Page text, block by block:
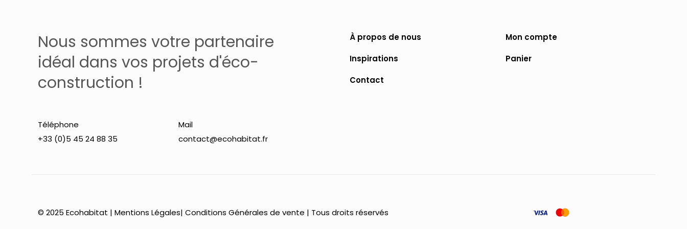
Nous sommes votre partenaire
idéal dans vos projets d'éco-
construction !
Téléphone
+33 (0)5 45 24 88 35
Mail
contact@ecohabitat.fr
À propos de nous
Inspirations
Contact
Mon compte
Panier
© 2025 Ecohabitat | Mentions Légales| Conditions Générales de vente | Tous droits réservés